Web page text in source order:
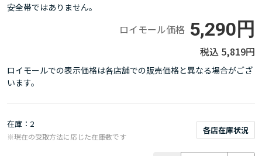
安全帯ではありません。
ロイモール価格 5,290円
5,819円
ロイモールでの表示価格は各店舗での販売価格と異なる場合がござ
います。
在庫 2
各店在庫状況
※現在の受取方法に応じた在庫数です